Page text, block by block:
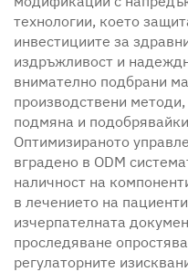
технологии, което
инвестициите за
издръжливост и
внимателно подбрани
производствени
подмяна и
Оптимизираното
вградено в ODM
наличност на
в лечението на
изчерпателната
проследяване
регулаторните